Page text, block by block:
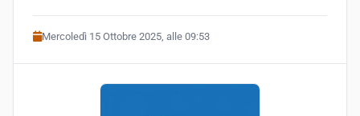
Mercoledì 15 Ottobre 2025, alle 09:53